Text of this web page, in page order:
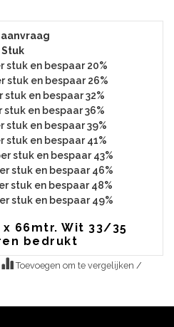
aanvraag
stuk en bespaar 20%
stuk en bespaar 26%
stuk en bespaar 32%
stuk en bespaar 36%
stuk en bespaar 39%
stuk en bespaar 41%
stuk en bespaar 43%
stuk en bespaar 46%
stuk en bespaar 48%
stuk en bespaar 49%
x 66mtr. Wit 33/35
bedrukt
Toevoegen om te vergelijken /